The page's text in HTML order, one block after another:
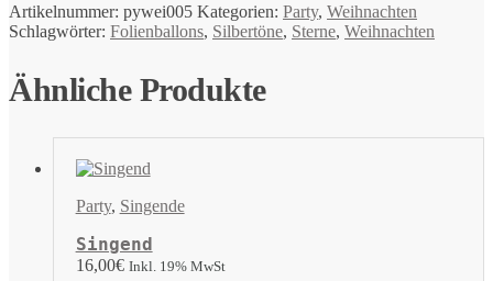
Artikelnummer: pywei005 Kategorien: Party, Weihnachten
Schlagwörter: Folienballons, Silbertöne, Sterne, Weihnachten
Ähnliche Produkte
Party, Singende
Singend
16,00€ Inkl. 19% MwSt